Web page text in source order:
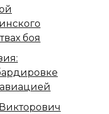
боя